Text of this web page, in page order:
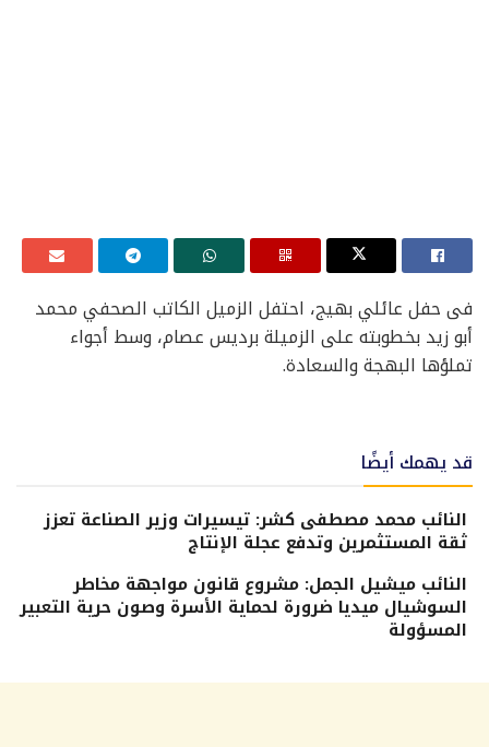
فى حفل عائلي بهيج، احتفل الزميل الكاتب الصحفي محمد
أبو زيد بخطوبته على الزميلة برديس عصام، وسط أجواء
تملؤها البهجة والسعادة.
قد يهمك أيضًا
النائب محمد مصطفى كشر: تيسيرات وزير الصناعة تعزز
ثقة المستثمرين وتدفع عجلة الإنتاج
النائب ميشيل الجمل: مشروع قانون مواجهة مخاطر
السوشيال ميديا ضرورة لحماية الأسرة وصون حرية التعبير
المسؤولة